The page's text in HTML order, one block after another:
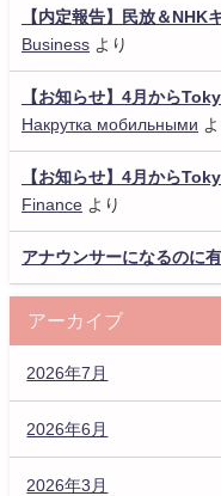
【内定報告】民放＆NHK
Business より
【お知らせ】4月から
Накрутка мобильными
【お知らせ】4月から
Finance より
アナウンサーになるのに
アーカイブ
2026年7月
2026年6月
2026年3月